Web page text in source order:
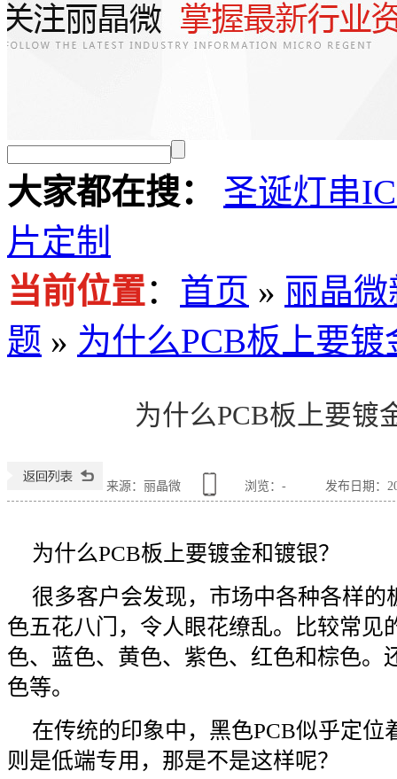
大家都在搜：
圣诞灯串
片定制
当前位置： 首页 » 丽晶
题 » 为什么PCB板上要
为什么PCB板上要镀
来源：丽晶微 浏览： - 发布日期：
为什么PCB板上要镀金和镀银？
很多客户会发现，市场中各种各样的
色五花八门，令人眼花缭乱。比较常见
色、蓝色、黄色、紫色、红色和棕色。
色等。
在传统的印象中，黑色PCB似乎定位
则是低端专用，那是不是这样呢？